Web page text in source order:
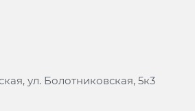
ул. Болотниковская, 5к3